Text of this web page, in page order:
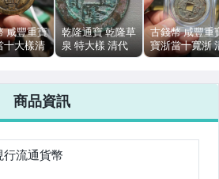
咸豐重寶
十大樣清
裸幣無漏
乾隆通寶 乾隆草
泉 特大樣 清代
銅錢 24.7mm
古錢幣 咸豐重
寶浙當十寬浙
代銅質 公博評
商品資訊
行流通貨幣